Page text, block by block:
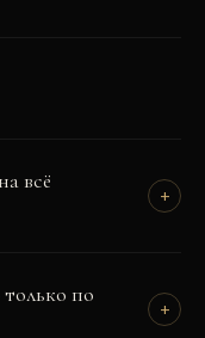
всё
+
по
+